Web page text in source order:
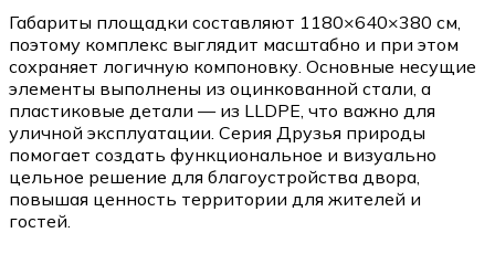
Габариты площадки составляют 1180×640×380 см,
поэтому комплекс выглядит масштабно и при этом
сохраняет логичную компоновку. Основные несущие
элементы выполнены из оцинкованной стали, а
пластиковые детали — из LLDPE, что важно для
уличной эксплуатации. Серия Друзья природы
помогает создать функциональное и визуально
цельное решение для благоустройства двора,
повышая ценность территории для жителей и
гостей.